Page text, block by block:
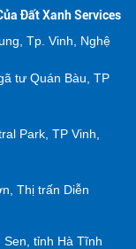
Đất Xanh Services
Tp. Vinh, Nghệ
tư Quán Bàu, TP
Park, TP Vinh,
Thị trấn Diễn
tỉnh Hà Tĩnh